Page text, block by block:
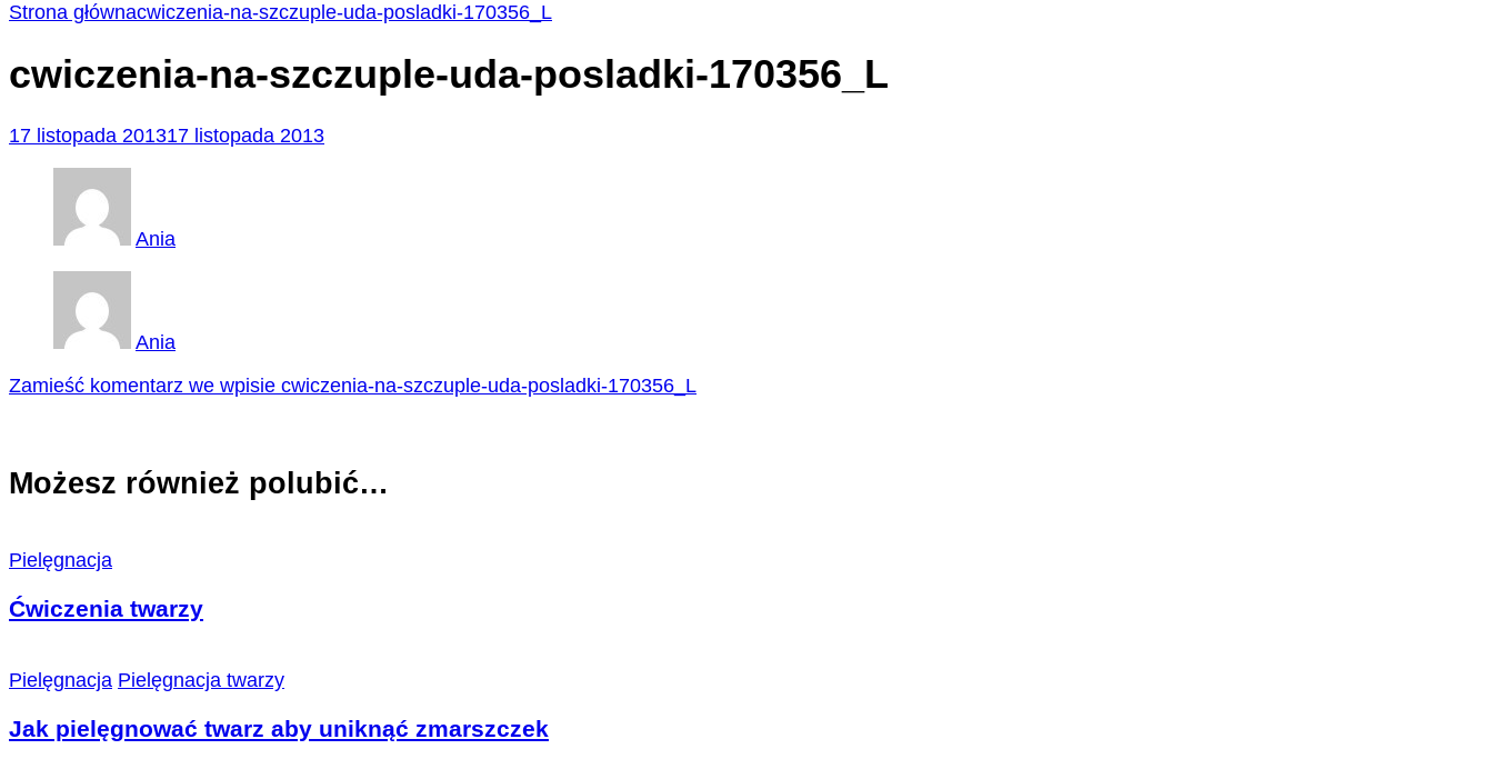
Strona głównacwiczenia-na-szczuple-uda-posladki-170356_L
cwiczenia-na-szczuple-uda-posladki-170356_L
17 listopada 201317 listopada 2013
Ania
Ania
Zamieść komentarz we wpisie cwiczenia-na-szczuple-uda-posladki-170356_L
Możesz również polubić…
Pielęgnacja
Ćwiczenia twarzy
Pielęgnacja Pielęgnacja twarzy
Jak pielęgnować twarz aby uniknąć zmarszczek